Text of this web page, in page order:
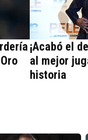
¡Acabó el
al mejor
historia